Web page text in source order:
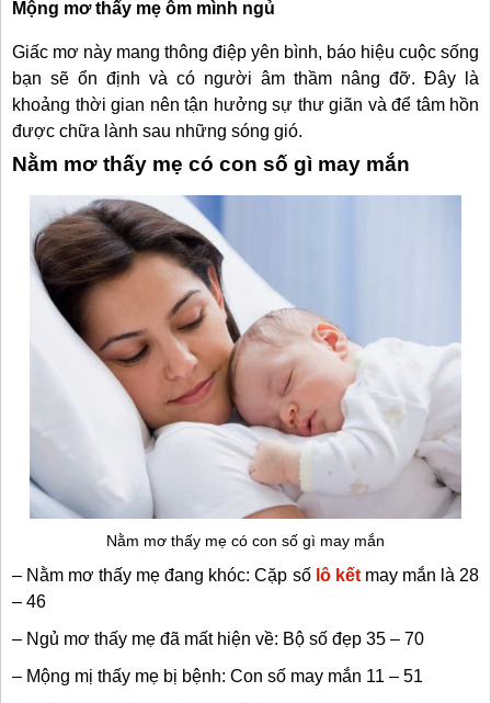
Mộng mơ thấy mẹ ôm mình ngủ
Giấc mơ này mang thông điệp yên bình, báo hiệu cuộc sống
bạn sẽ ổn định và có người âm thầm nâng đỡ. Đây là
khoảng thời gian nên tận hưởng sự thư giãn và để tâm hồn
được chữa lành sau những sóng gió.
Nằm mơ thấy mẹ có con số gì may mắn
Nằm mơ thấy mẹ có con số gì may mắn
– Nằm mơ thấy mẹ đang khóc: Cặp số lô kếtmay mắn là 28
– 46
– Ngủ mơ thấy mẹ đã mất hiện về: Bộ số đẹp 35 – 70
– Mộng mị thấy mẹ bị bệnh: Con số may mắn 11 – 51